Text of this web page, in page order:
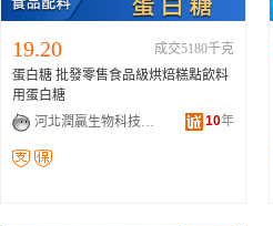
19.20
成交5180千克
蛋白糖 批發零售食品級烘焙糕點飲料
用蛋白糖
河北潤贏生物科技有限公司
10年